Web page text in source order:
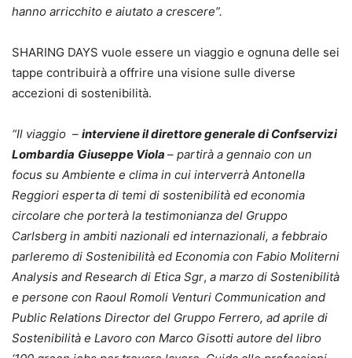
hanno arricchito e aiutato a crescere”.
SHARING DAYS vuole essere un viaggio e ognuna delle sei
tappe contribuirà a offrire una visione sulle diverse
accezioni di sostenibilità.
“Il viaggio – interviene il direttore generale di Confservizi
Lombardia Giuseppe Viola – partirà a gennaio con un
focus su Ambiente e clima in cui interverrà Antonella
Reggiori esperta di temi di sostenibilità ed economia
circolare che porterà la testimonianza del Gruppo
Carlsberg in ambiti nazionali ed internazionali, a febbraio
parleremo di Sostenibilità ed Economia con Fabio Moliterni
Analysis and Research di Etica Sgr, a marzo di Sostenibilità
e persone con Raoul Romoli Venturi Communication and
Public Relations Director del Gruppo Ferrero, ad aprile di
Sostenibilità e Lavoro con Marco Gisotti autore del libro